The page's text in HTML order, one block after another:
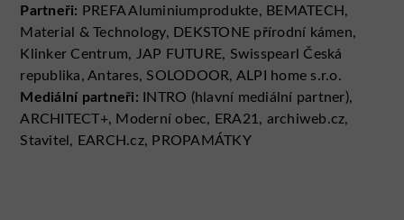
Partneři: PREFA Aluminiumprodukte, BEMATECH,
Material & Technology, DEKSTONE přírodní kámen,
Klinker Centrum, JAP FUTURE, Swisspearl Česká
republika, Antares, SOLODOOR, ALPI home s.r.o.
Mediální partneři: INTRO (hlavní mediální partner),
ARCHITECT+, Moderní obec, ERA21, archiweb.cz,
Stavitel, EARCH.cz, PROPAMÁTKY